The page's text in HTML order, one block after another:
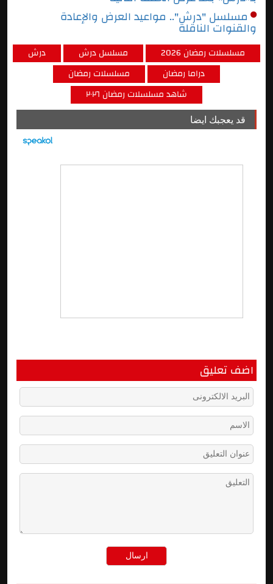
مسلسل "درش".. مواعيد العرض والإعادة
والقنوات الناقلة
درش مسلسل درش
مسلسلات رمضان 2026
مسلسلات رمضان
دراما رمضان
شاهد مسلسلات رمضان ٢٠٢٦
قد يعجبك ايضا
اضف تعليق